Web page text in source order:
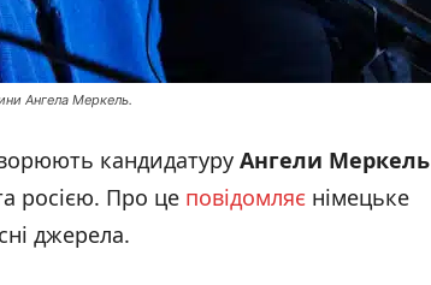
Ангела Меркель.
кандидатуру Ангели Меркель
росією. Про це повідомляє німецьке
джерела.